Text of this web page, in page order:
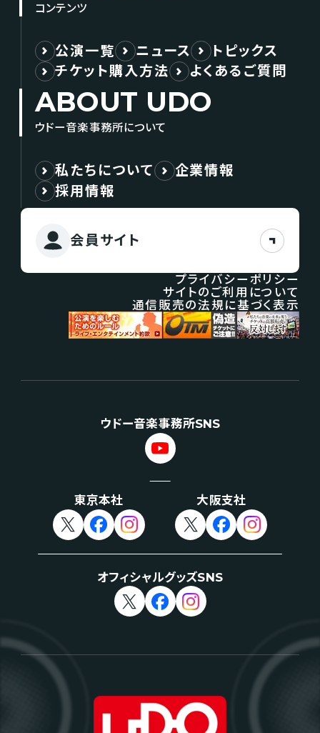
コンテンツ
公演一覧 ニュース
トピックス
チケット購入方法
よくあるご質問
ABOUT UDO
ウドー音楽事務所について
私たちについて
企業情報
採用情報
会員サイト
プライバシーポリシー
サイトのご利用について
通信販売の法規に基づく表示
ウドー音楽事務所SNS
東京本社 大阪支社
オフィシャルグッズSNS